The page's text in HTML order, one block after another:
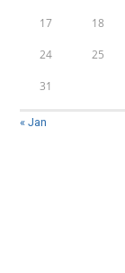
17 18
24 25
31
« Jan